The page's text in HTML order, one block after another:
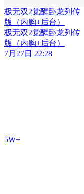
极无双2觉醒卧龙列传
版（内购+后台）
极无双2觉醒卧龙列传
版（内购+后台）
7月27日 22:28
5W+